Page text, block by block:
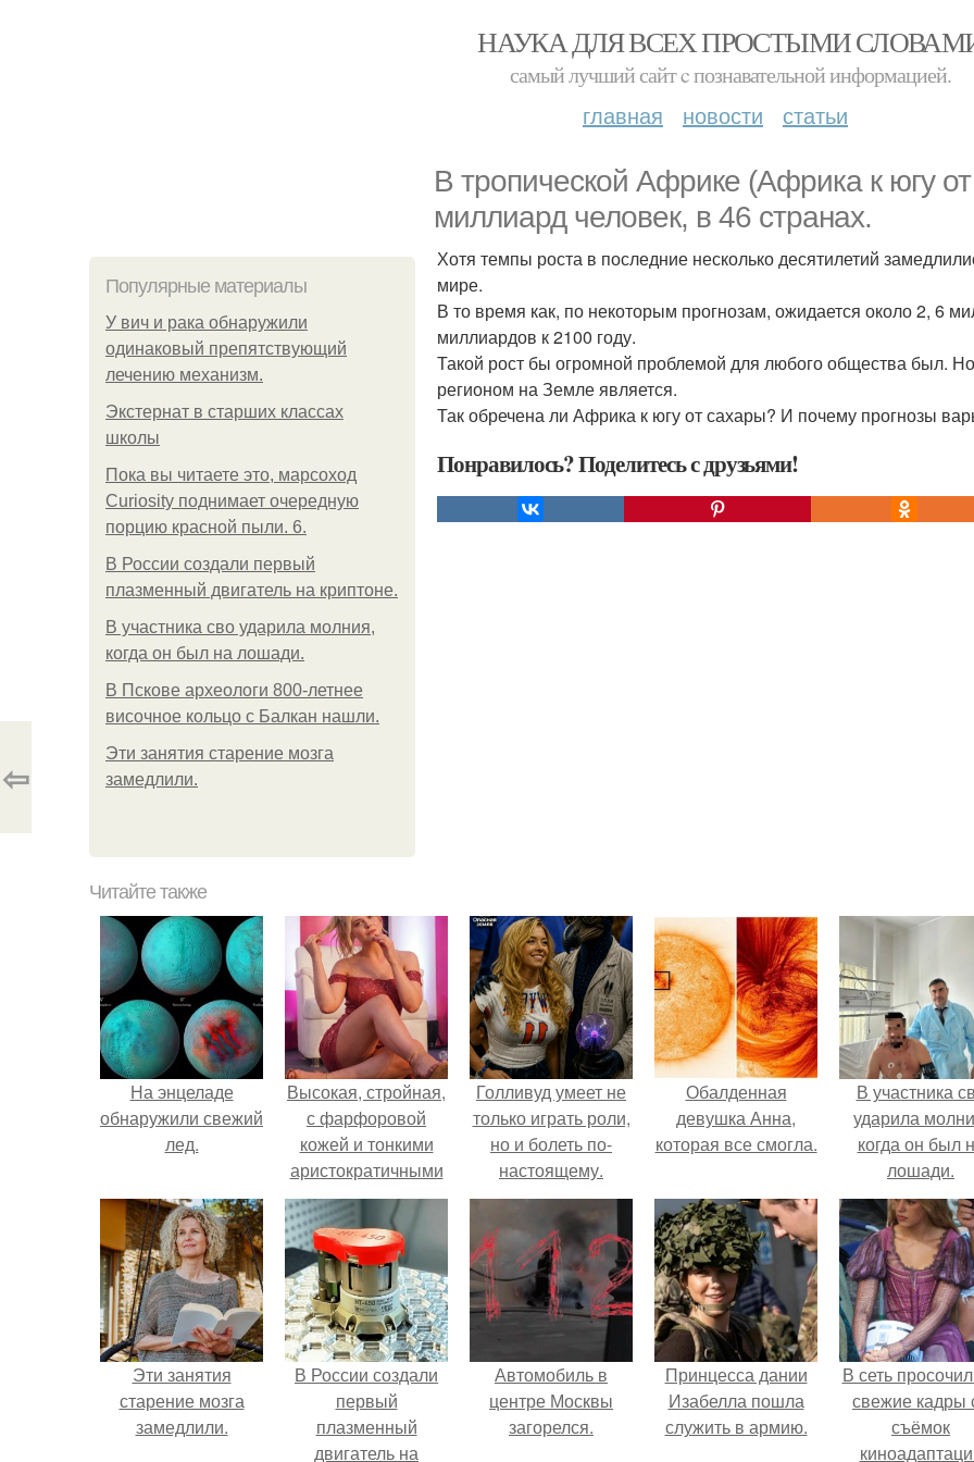
НАУКА ДЛЯ ВСЕХ ПРОСТЫМИ
самый лучший сайт c познавательной информацией.
главная новости статьи
В тропической Африке (Африка к югу
миллиард человек, в 46 странах.
Популярные материалы
У вич и рака обнаружили
одинаковый препятствующий
лечению механизм.
Экстернат в старших классах
школы
Пока вы читаете это, марсоход
Curiosity поднимает очередную
порцию красной пыли. 6.
В России создали первый
плазменный двигатель на криптоне.
В участника сво ударила молния,
когда он был на лошади.
В Пскове археологи 800-летнее
височное кольцо с Балкан нашли.
Эти занятия старение мозга
замедлили.
Хотя темпы роста в последние несколько десятилетий
мире.
В то время как, по некоторым прогнозам, ожидается около 2, 6
миллиардов к 2100 году.
Такой рост бы огромной проблемой для любого общества был.
регионом на Земле является.
Так обречена ли Африка к югу от сахары? И почему прогнозы
Понравилось? Поделитесь с друзьями!
⇦
Читайте также
На энцеладе
обнаружили свежий
лед.
Высокая, стройная,
с фарфоровой
кожей и тонкими
аристократичными
чертами, эль
выглядит так, будто
сошла с полотна
художника.
Голливуд умеет не
только играть роли,
но и болеть по-
настоящему.
Обалденная
девушка Анна,
которая все смогла.
В участника
ударила
когда он был
лошади.
Эти занятия
старение мозга
замедлили.
В России создали
первый
плазменный
двигатель на
Автомобиль в
центре Москвы
загорелся.
Принцесса дании
Изабелла пошла
служить в армию.
В сеть
свежие кадры
съёмок